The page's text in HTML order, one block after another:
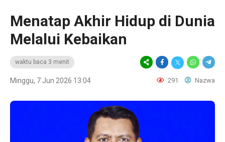
Menatap Akhir Hidup di Dunia
Melalui Kebaikan
waktu baca 3 menit
Minggu, 7 Jun 2026 13:04 291 Nazwa